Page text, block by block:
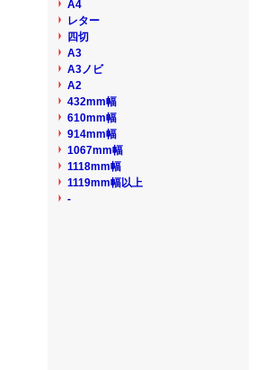
A4
レター
四切
A3
A3ノビ
A2
432mm幅
610mm幅
914mm幅
1067mm幅
1118mm幅
1119mm幅以上
-